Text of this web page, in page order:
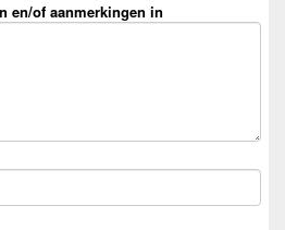
en/of aanmerkingen in